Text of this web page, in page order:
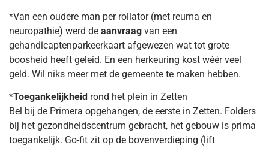
*Van een oudere man per rollator (met reuma en
neuropathie) werd de aanvraag van een
gehandicaptenparkeerkaart afgewezen wat tot grote
boosheid heeft geleid. En een herkeuring kost wéér veel
geld. Wil niks meer met de gemeente te maken hebben.
*Toegankelijkheid rond het plein in Zetten
Bel bij de Primera opgehangen, de eerste in Zetten. Folders
bij het gezondheidscentrum gebracht, het gebouw is prima
toegankelijk. Go-fit zit op de bovenverdieping (lift